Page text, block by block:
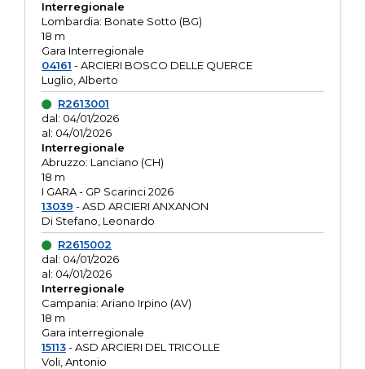
Interregionale
Lombardia: Bonate Sotto (BG)
18 m
Gara Interregionale
04161 - ARCIERI BOSCO DELLE QUERCE
Luglio, Alberto
R2613001
dal: 04/01/2026
al: 04/01/2026
Interregionale
Abruzzo: Lanciano (CH)
18 m
I GARA - GP Scarinci 2026
13039 - ASD ARCIERI ANXANON
Di Stefano, Leonardo
R2615002
dal: 04/01/2026
al: 04/01/2026
Interregionale
Campania: Ariano Irpino (AV)
18 m
Gara interregionale
15113- ASD ARCIERI DEL TRICOLLE
Voli, Antonio